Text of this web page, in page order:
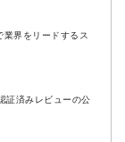
業界をリードするス
証済みレビューの公